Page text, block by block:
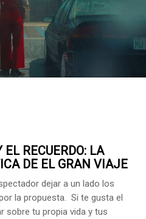
RECUERDO: LA
DE EL GRAN VIAJE
dejar a un lado los
la propuesta. Si te gusta el
sobre tu propia vida y tus